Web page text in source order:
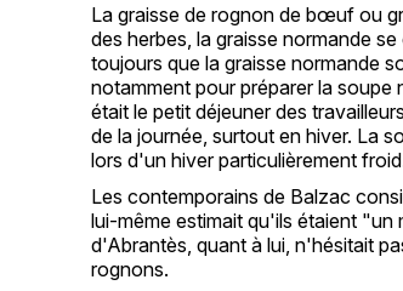
La graisse de rognon de bœuf ou
des herbes, la graisse normande
toujours que la graisse normande
notamment pour préparer la soupe
était le petit déjeuner des
de la journée, surtout en hiver. La
lors d'un hiver particulièrement
Les contemporains de Balzac
lui-même estimait qu'ils étaient
d'Abrantès, quant à lui, n'hésitait
rognons.